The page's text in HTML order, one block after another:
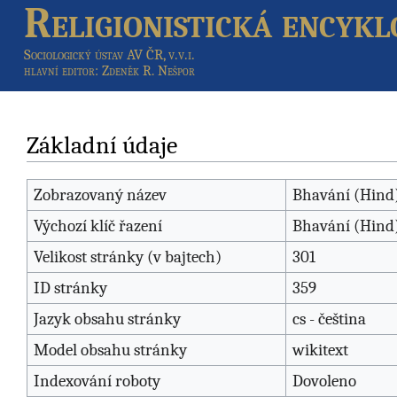
Religionistická
Sociologický ústav AV ČR, v.v.i.
hlavní editor: Zdeněk R. Nešpor
Základní údaje
Zobrazovaný název
Bhavání
Výchozí klíč řazení
Bhavání
Velikost stránky (v bajtech)
301
ID stránky
359
Jazyk obsahu stránky
cs - čeština
Model obsahu stránky
wikitext
Indexování roboty
Dovoleno